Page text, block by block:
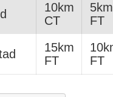
10km
CT
5km
FT
15km
FT
FT